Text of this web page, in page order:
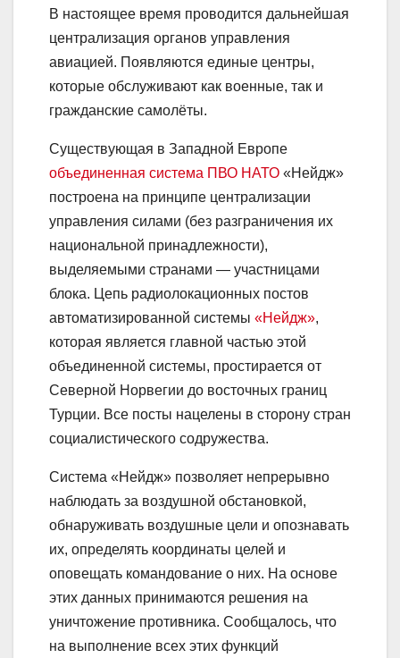
В настоящее время проводится дальнейшая
централизация органов управления
авиацией. Появляются единые центры,
которые обслуживают как военные, так и
гражданские самолёты.
Существующая в Западной Европе
объединенная система ПВО НАТО «Нейдж»
построена на принципе централизации
управления силами (без разграничения их
национальной принадлежности),
выделяемыми странами — участницами
блока. Цепь радиолокационных постов
автоматизированной системы «Нейдж»,
которая является главной частью этой
объединенной системы, простирается от
Северной Норвегии до восточных границ
Турции. Все посты нацелены в сторону стран
социалистического содружества.
Система «Нейдж» позволяет непрерывно
наблюдать за воздушной обстановкой,
обнаруживать воздушные цели и опознавать
их, определять координаты целей и
оповещать командование о них. На основе
этих данных принимаются решения на
уничтожение противника. Сообщалось, что
на выполнение всех этих функций